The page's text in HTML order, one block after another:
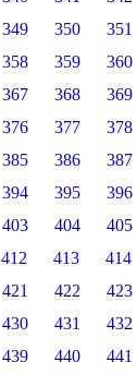
349 350 351
358 359 360
367 368 369
376 377 378
385 386 387
394 395 396
403 404 405
412 413 414
421 422 423
430 431 432
439 440 441